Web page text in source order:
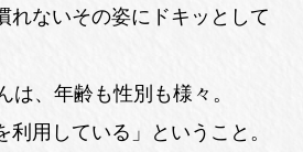
れないその姿にドキッとして
は、年齢も性別も様々。
利用している」ということ。